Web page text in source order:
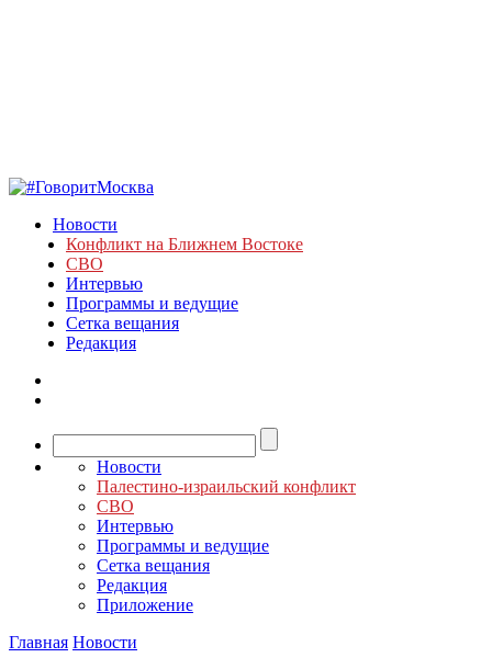
Новости
Конфликт на Ближнем Востоке
СВО
Интервью
Программы и ведущие
Сетка вещания
Редакция
Новости
Палестино-израильский конфликт
СВО
Интервью
Программы и ведущие
Сетка вещания
Редакция
Приложение
Главная Новости